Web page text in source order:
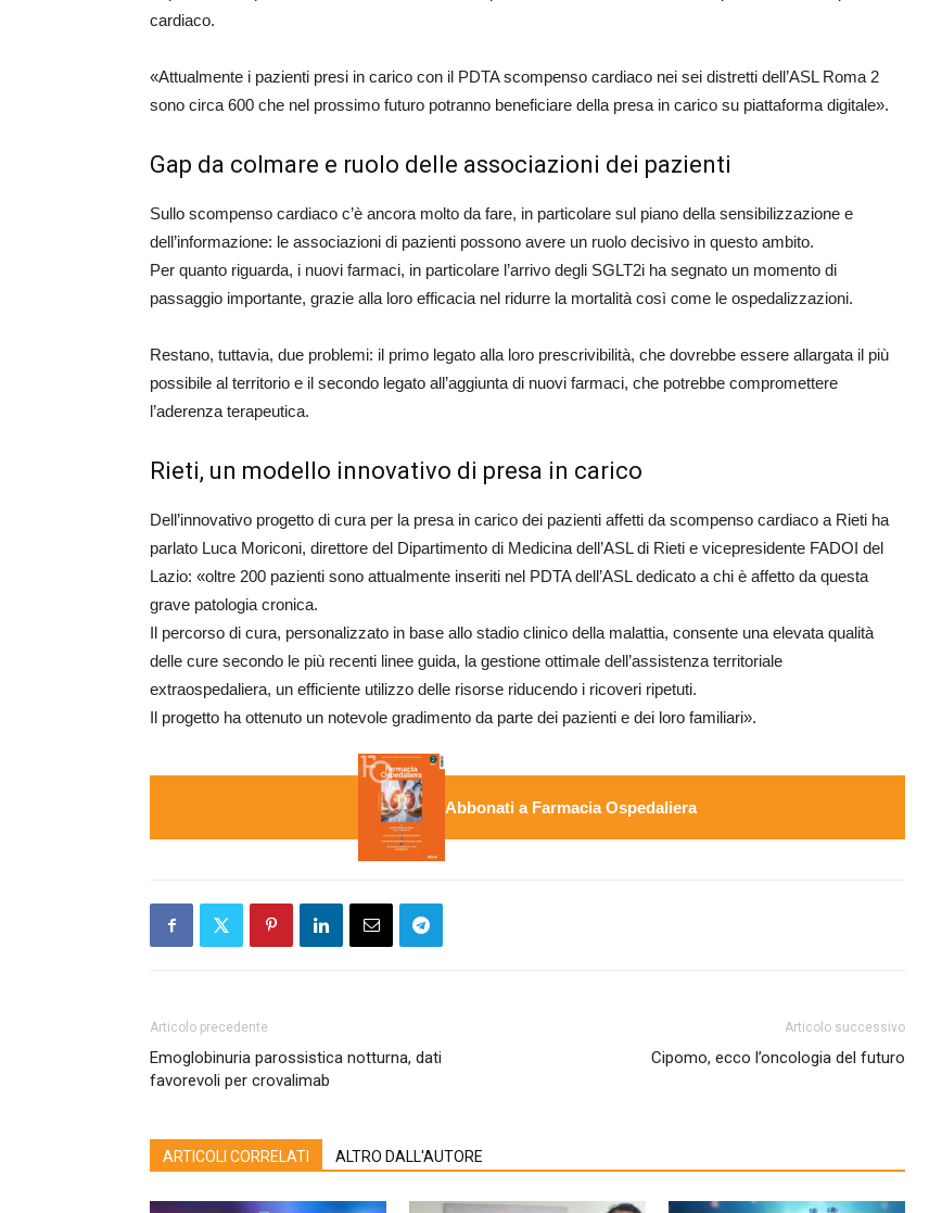
cardiaco.
«Attualmente i pazienti presi in carico con il PDTA scompenso cardiaco nei sei distretti dell’ASL Roma 2
sono circa 600 che nel prossimo futuro potranno beneficiare della presa in carico su piattaforma digitale».
Gap da colmare e ruolo delle associazioni dei pazienti
Sullo scompenso cardiaco c’è ancora molto da fare, in particolare sul piano della sensibilizzazione e
dell’informazione: le associazioni di pazienti possono avere un ruolo decisivo in questo ambito.
Per quanto riguarda, i nuovi farmaci, in particolare l’arrivo degli SGLT2i ha segnato un momento di
passaggio importante, grazie alla loro efficacia nel ridurre la mortalità così come le ospedalizzazioni.
Restano, tuttavia, due problemi: il primo legato alla loro prescrivibilità, che dovrebbe essere allargata il più
possibile al territorio e il secondo legato all’aggiunta di nuovi farmaci, che potrebbe compromettere
l’aderenza terapeutica.
Rieti, un modello innovativo di presa in carico
Dell’innovativo progetto di cura per la presa in carico dei pazienti affetti da scompenso cardiaco a Rieti ha
parlato Luca Moriconi, direttore del Dipartimento di Medicina dell’ASL di Rieti e vicepresidente FADOI del
Lazio: «oltre 200 pazienti sono attualmente inseriti nel PDTA dell’ASL dedicato a chi è affetto da questa
grave patologia cronica.
Il percorso di cura, personalizzato in base allo stadio clinico della malattia, consente una elevata qualità
delle cure secondo le più recenti linee guida, la gestione ottimale dell’assistenza territoriale
extraospedaliera, un efficiente utilizzo delle risorse riducendo i ricoveri ripetuti.
Il progetto ha ottenuto un notevole gradimento da parte dei pazienti e dei loro familiari».
Abbonati a Farmacia Ospedaliera
Articolo precedente
Emoglobinuria parossistica notturna, dati
favorevoli per crovalimab
Articolo successivo
Cipomo, ecco l’oncologia del futuro
ARTICOLI CORRELATI ALTRO DALL'AUTORE